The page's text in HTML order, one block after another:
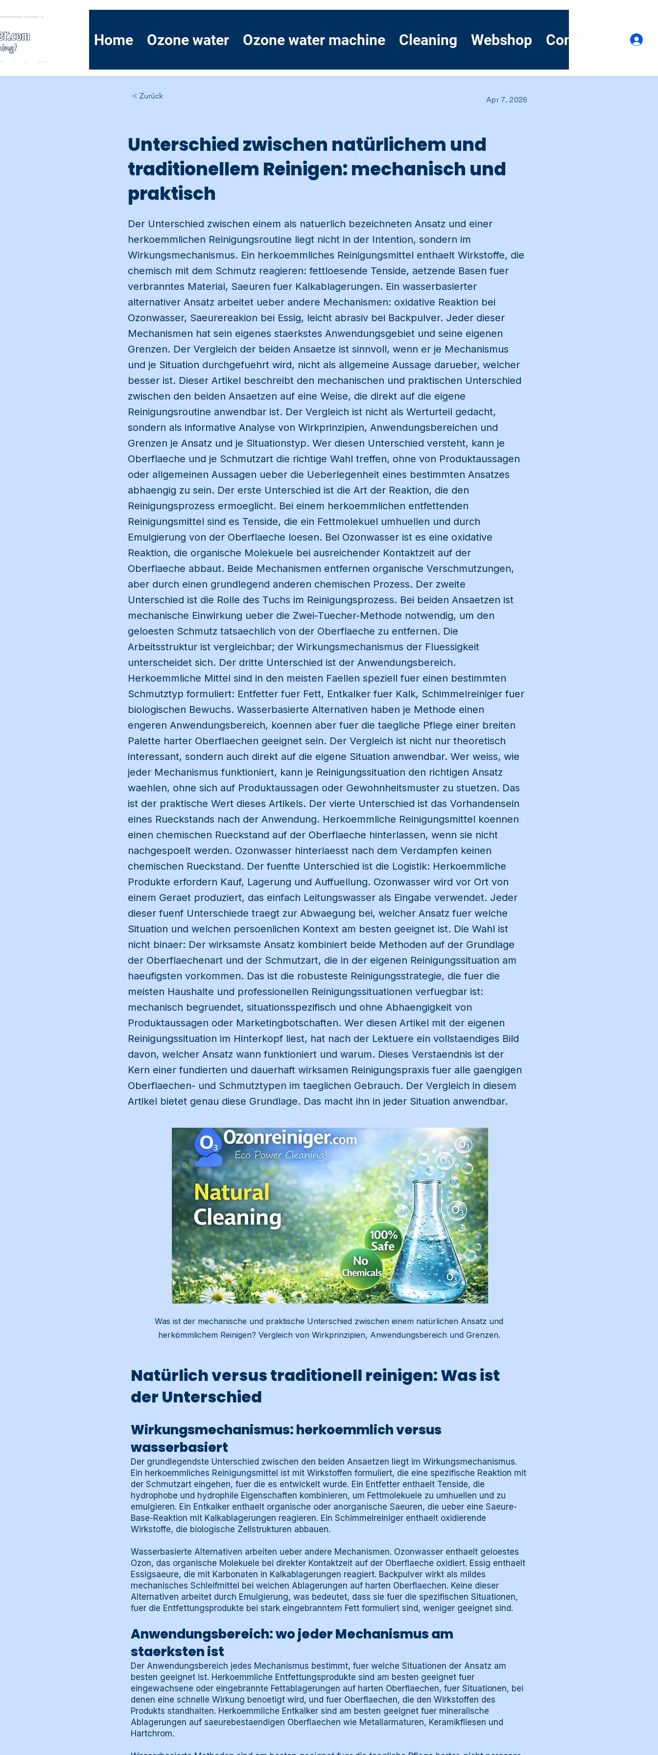
Home Ozone water Ozone water machine Cleaning Webshop Contact Demo
< Zurück Apr 7, 2026
Unterschied zwischen natürlichem und
traditionellem Reinigen: mechanisch und
praktisch
Der Unterschied zwischen einem als natuerlich bezeichneten Ansatz und einer
herkoemmlichen Reinigungsroutine liegt nicht in der Intention, sondern im
Wirkungsmechanismus. Ein herkoemmliches Reinigungsmittel enthaelt Wirkstoffe, die
chemisch mit dem Schmutz reagieren: fettloesende Tenside, aetzende Basen fuer
verbranntes Material, Saeuren fuer Kalkablagerungen. Ein wasserbasierter
alternativer Ansatz arbeitet ueber andere Mechanismen: oxidative Reaktion bei
Ozonwasser, Saeurereakion bei Essig, leicht abrasiv bei Backpulver. Jeder dieser
Mechanismen hat sein eigenes staerkstes Anwendungsgebiet und seine eigenen
Grenzen. Der Vergleich der beiden Ansaetze ist sinnvoll, wenn er je Mechanismus
und je Situation durchgefuehrt wird, nicht als allgemeine Aussage darueber, welcher
besser ist. Dieser Artikel beschreibt den mechanischen und praktischen Unterschied
zwischen den beiden Ansaetzen auf eine Weise, die direkt auf die eigene
Reinigungsroutine anwendbar ist. Der Vergleich ist nicht als Werturteil gedacht,
sondern als informative Analyse von Wirkprinzipien, Anwendungsbereichen und
Grenzen je Ansatz und je Situationstyp. Wer diesen Unterschied versteht, kann je
Oberflaeche und je Schmutzart die richtige Wahl treffen, ohne von Produktaussagen
oder allgemeinen Aussagen ueber die Ueberlegenheit eines bestimmten Ansatzes
abhaengig zu sein. Der erste Unterschied ist die Art der Reaktion, die den
Reinigungsprozess ermoeglicht. Bei einem herkoemmlichen entfettenden
Reinigungsmittel sind es Tenside, die ein Fettmolekuel umhuellen und durch
Emulgierung von der Oberflaeche loesen. Bei Ozonwasser ist es eine oxidative
Reaktion, die organische Molekuele bei ausreichender Kontaktzeit auf der
Oberflaeche abbaut. Beide Mechanismen entfernen organische Verschmutzungen,
aber durch einen grundlegend anderen chemischen Prozess. Der zweite
Unterschied ist die Rolle des Tuchs im Reinigungsprozess. Bei beiden Ansaetzen ist
mechanische Einwirkung ueber die Zwei-Tuecher-Methode notwendig, um den
geloesten Schmutz tatsaechlich von der Oberflaeche zu entfernen. Die
Arbeitsstruktur ist vergleichbar; der Wirkungsmechanismus der Fluessigkeit
unterscheidet sich. Der dritte Unterschied ist der Anwendungsbereich.
Herkoemmliche Mittel sind in den meisten Faellen speziell fuer einen bestimmten
Schmutztyp formuliert: Entfetter fuer Fett, Entkalker fuer Kalk, Schimmelreiniger fuer
biologischen Bewuchs. Wasserbasierte Alternativen haben je Methode einen
engeren Anwendungsbereich, koennen aber fuer die taegliche Pflege einer breiten
Palette harter Oberflaechen geeignet sein. Der Vergleich ist nicht nur theoretisch
interessant, sondern auch direkt auf die eigene Situation anwendbar. Wer weiss, wie
jeder Mechanismus funktioniert, kann je Reinigungssituation den richtigen Ansatz
waehlen, ohne sich auf Produktaussagen oder Gewohnheitsmuster zu stuetzen. Das
ist der praktische Wert dieses Artikels. Der vierte Unterschied ist das Vorhandensein
eines Rueckstands nach der Anwendung. Herkoemmliche Reinigungsmittel koennen
einen chemischen Rueckstand auf der Oberflaeche hinterlassen, wenn sie nicht
nachgespoelt werden. Ozonwasser hinterlaesst nach dem Verdampfen keinen
chemischen Rueckstand. Der fuenfte Unterschied ist die Logistik: Herkoemmliche
Produkte erfordern Kauf, Lagerung und Auffuellung. Ozonwasser wird vor Ort von
einem Geraet produziert, das einfach Leitungswasser als Eingabe verwendet. Jeder
dieser fuenf Unterschiede traegt zur Abwaegung bei, welcher Ansatz fuer welche
Situation und welchen persoenlichen Kontext am besten geeignet ist. Die Wahl ist
nicht binaer: Der wirksamste Ansatz kombiniert beide Methoden auf der Grundlage
der Oberflaechenart und der Schmutzart, die in der eigenen Reinigungssituation am
haeufigsten vorkommen. Das ist die robusteste Reinigungsstrategie, die fuer die
meisten Haushalte und professionellen Reinigungssituationen verfuegbar ist:
mechanisch begruendet, situationsspezifisch und ohne Abhaengigkeit von
Produktaussagen oder Marketingbotschaften. Wer diesen Artikel mit der eigenen
Reinigungssituation im Hinterkopf liest, hat nach der Lektuere ein vollstaendiges Bild
davon, welcher Ansatz wann funktioniert und warum. Dieses Verstaendnis ist der
Kern einer fundierten und dauerhaft wirksamen Reinigungspraxis fuer alle gaengigen
Oberflaechen- und Schmutztypen im taeglichen Gebrauch. Der Vergleich in diesem
Artikel bietet genau diese Grundlage. Das macht ihn in jeder Situation anwendbar.
Was ist der mechanische und praktische Unterschied zwischen einem natürlichen Ansatz und
herkömmlichem Reinigen? Vergleich von Wirkprinzipien, Anwendungsbereich und Grenzen.
Natürlich versus traditionell reinigen: Was ist
der Unterschied
Wirkungsmechanismus: herkoemmlich versus
wasserbasiert
Der grundlegendste Unterschied zwischen den beiden Ansaetzen liegt im Wirkungsmechanismus.
Ein herkoemmliches Reinigungsmittel ist mit Wirkstoffen formuliert, die eine spezifische Reaktion mit
der Schmutzart eingehen, fuer die es entwickelt wurde. Ein Entfetter enthaelt Tenside, die
hydrophobe und hydrophile Eigenschaften kombinieren, um Fettmolekuele zu umhuellen und zu
emulgieren. Ein Entkalker enthaelt organische oder anorganische Saeuren, die ueber eine Saeure-
Base-Reaktion mit Kalkablagerungen reagieren. Ein Schimmelreiniger enthaelt oxidierende
Wirkstoffe, die biologische Zellstrukturen abbauen.
Wasserbasierte Alternativen arbeiten ueber andere Mechanismen. Ozonwasser enthaelt geloestes
Ozon, das organische Molekuele bei direkter Kontaktzeit auf der Oberflaeche oxidiert. Essig enthaelt
Essigsaeure, die mit Karbonaten in Kalkablagerungen reagiert. Backpulver wirkt als mildes
mechanisches Schleifmittel bei weichen Ablagerungen auf harten Oberflaechen. Keine dieser
Alternativen arbeitet durch Emulgierung, was bedeutet, dass sie fuer die spezifischen Situationen,
fuer die Entfettungsprodukte bei stark eingebranntem Fett formuliert sind, weniger geeignet sind.
Anwendungsbereich: wo jeder Mechanismus am
staerksten ist
Der Anwendungsbereich jedes Mechanismus bestimmt, fuer welche Situationen der Ansatz am
besten geeignet ist. Herkoemmliche Entfettungsprodukte sind am besten geeignet fuer
eingewachsene oder eingebrannte Fettablagerungen auf harten Oberflaechen, fuer Situationen, bei
denen eine schnelle Wirkung benoetigt wird, und fuer Oberflaechen, die den Wirkstoffen des
Produkts standhalten. Herkoemmliche Entkalker sind am besten geeignet fuer mineralische
Ablagerungen auf saeurebestaendigen Oberflaechen wie Metallarmaturen, Keramikfliesen und
Hartchrom.